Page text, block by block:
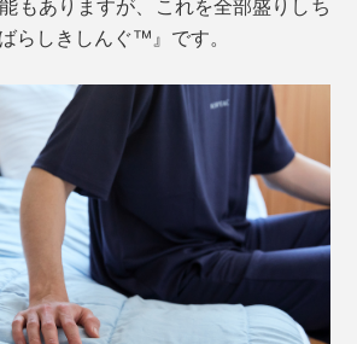
らしきしんぐ™』です。